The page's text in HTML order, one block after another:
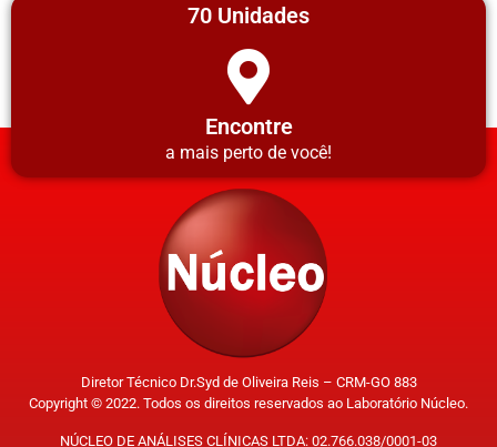
70 Unidades
Encontre
a mais perto de você!
Diretor Técnico Dr.Syd de Oliveira Reis – CRM-GO 883
Copyright © 2022. Todos os direitos reservados ao Laboratório Núcleo.
NÚCLEO DE ANÁLISES CLÍNICAS LTDA: 02.766.038/0001-03